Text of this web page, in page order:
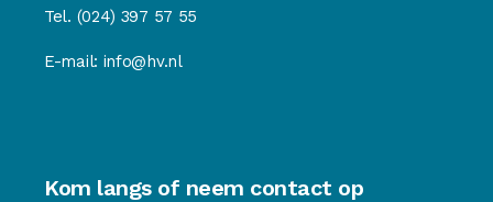
Tel. (024) 397 57 55
E-mail: info@hv.nl
Kom langs of neem contact op